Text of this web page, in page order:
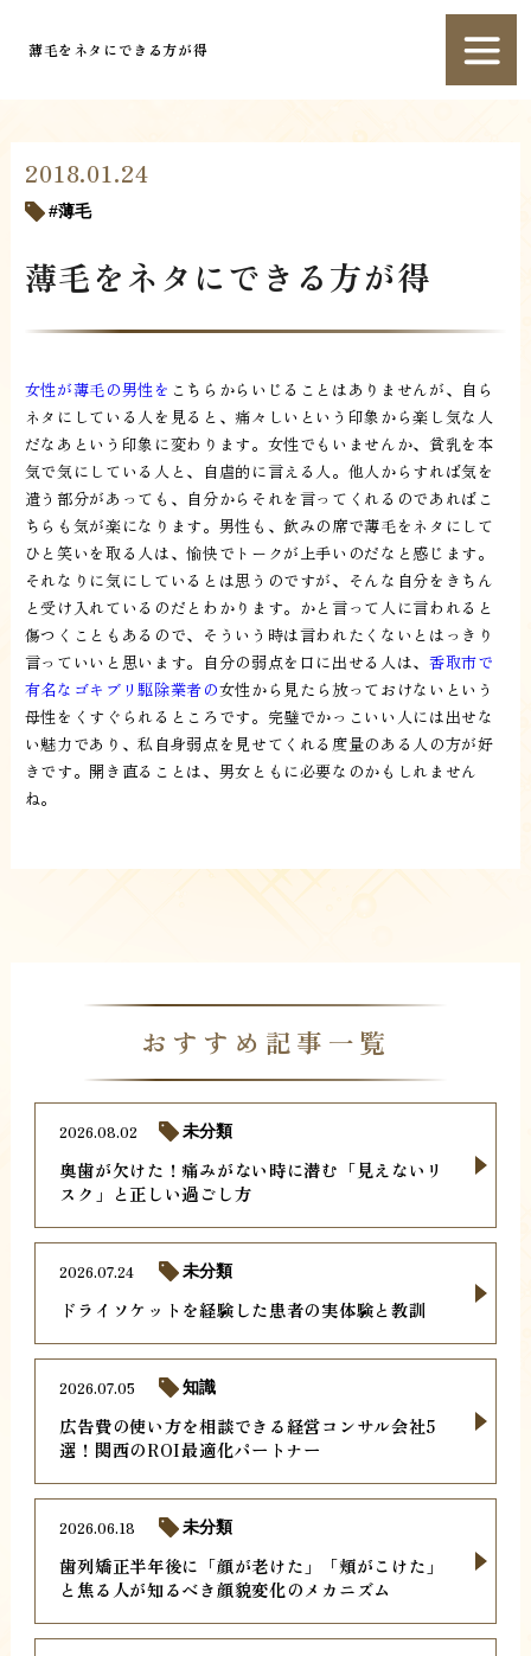
薄毛をネタにできる方が得
2018.01.24
薄毛
薄毛をネタにできる方が得
女性が薄毛の男性を こちらからいじることはありませんが、自ら
ネタにしている人を見ると、痛々しいという印象から楽し気な人
だなあという印象に変わります。女性でもいませんか、貧乳を本
気で気にしている人と、自虐的に言える人。他人からすれば気を
遣う部分があっても、自分からそれを言ってくれるのであればこ
ちらも気が楽になります。男性も、飲みの席で薄毛をネタにして
ひと笑いを取る人は、愉快でトークが上手いのだなと感じます。
それなりに気にしているとは思うのですが、そんな自分をきちん
と受け入れているのだとわかります。かと言って人に言われると
傷つくこともあるので、そういう時は言われたくないとはっきり
言っていいと思います。自分の弱点を口に出せる人は、香取市で
有名なゴキブリ駆除業者の女性から見たら放っておけないという
母性をくすぐられるところです。完璧でかっこいい人には出せな
い魅力であり、私自身弱点を見せてくれる度量のある人の方が好
きです。開き直ることは、男女ともに必要なのかもしれません
ね。
おすすめ記事一覧
奥歯が欠けた！痛みがない時に潜む「見えないリ
スク」と正しい過ごし方
2026.08.02 未分類
ドライソケットを経験した患者の実体験と教訓
2026.07.24 未分類
広告費の使い方を相談できる経営コンサル会社5
選！関西のROI最適化パートナー
2026.07.05 知識
歯列矯正半年後に「顔が老けた」「頬がこけた」
と焦る人が知るべき顔貌変化のメカニズム
2026.06.18 未分類